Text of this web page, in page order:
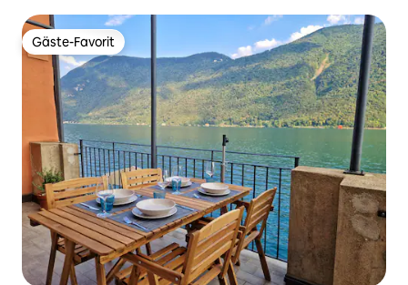
Gäste-Favorit
Gäste-Favorit